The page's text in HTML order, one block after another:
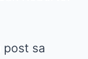
post sa